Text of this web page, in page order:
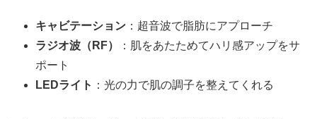
キャビテーション ：超音波で脂肪にアプローチ
ラジオ波（RF）
：肌をあたためてハリ感アップをサ
ポート
LEDライト ：光の力で肌の調子を整えてくれる